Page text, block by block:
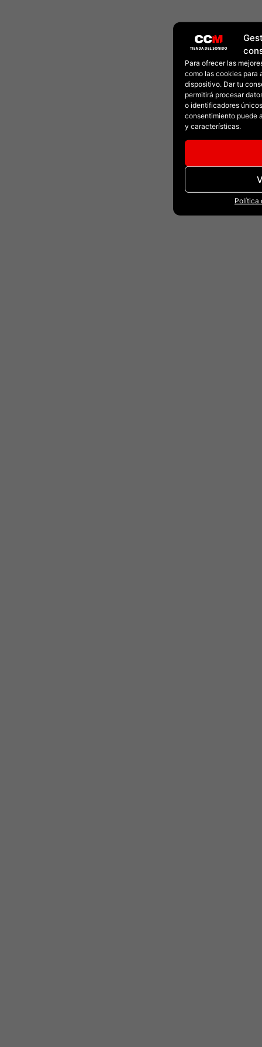
Para ofrecer las
como las cookies para
dispositivo. Dar tu
permitirá procesar
o identificadores
consentimiento puede
y características.
Política